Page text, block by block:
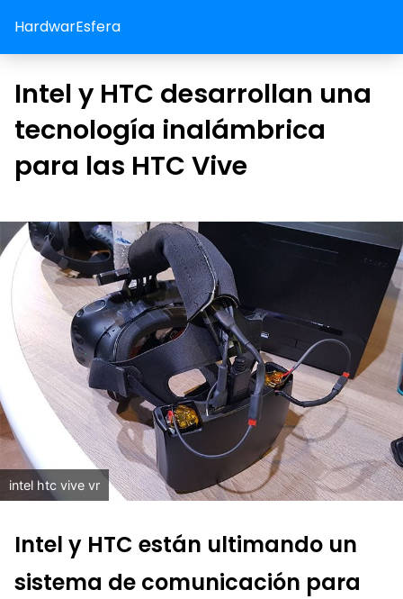
HardwarEsfera
Intel y HTC desarrollan una
tecnología inalámbrica
para las HTC Vive
intel htc vive vr
Intel y HTC están ultimando un
sistema de comunicación para